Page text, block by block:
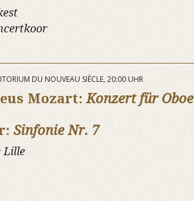
DU NOUVEAU SIÈCLE, 20:00 UHR
Mozart:Konzert für Oboe
Sinfonie Nr. 7
Lille